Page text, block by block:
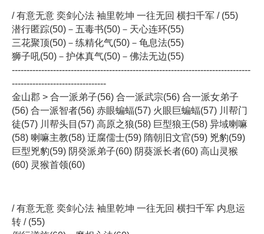
/ 有意无意 奕剑心法 袖里乾坤 一往无回 横扫千军 / (55)
潜行匿踪(50)－五毒书(50)－天心连环(55)
三花聚顶(50)－练精化气(50)－龟息法(55)
狮子吼(50)－护体真气(50)－佛法无边(55)
---------------------------------------------------------------------------------
--------------------------------
金山郡 > 合一派弟子(56) 合一派武宗(56) 合一派女弟子
(56) 合一派智者(56) 赤眼蝙蝠(57) 火眼巨蝙蝠(57) 川帮门
徒(57) 川帮头目(57) 高原之狼(58) 巨型狼王(58) 异域喇嘛
(58) 喇嘛主教(58) 迂腐儒士(59) 隋朝旧文官(59) 兇豹(59)
巨型兇豹(59) 阴癸派弟子(60) 阴葵派长者(60) 高山灵猴
(60) 灵猴首领(60)
/ 有意无意 奕剑心法 袖里乾坤 一往无回 横扫千军 内息运
转 / (55)